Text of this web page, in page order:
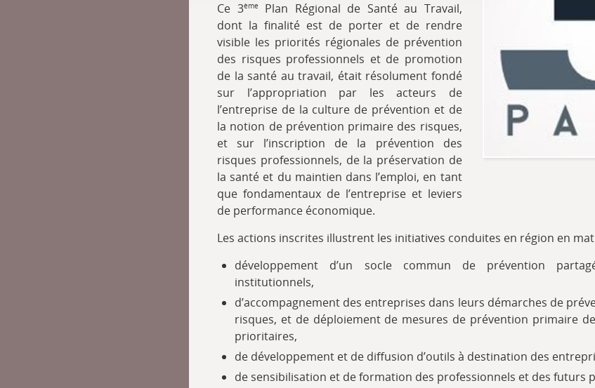
Ce 3ème
Plan Régional de Santé au Travail,
dont la finalité est de porter et de rendre
visible les priorités régionales de prévention
des risques professionnels et de promotion
de la santé au travail, était résolument fondé
sur l’appropriation par les acteurs de
l’entreprise de la culture de prévention et de
la notion de prévention primaire des risques,
et sur l’inscription de la prévention des
risques professionnels, de la préservation de
la santé et du maintien dans l’emploi, en tant
que fondamentaux de l’entreprise et leviers
de performance économique.
Les actions inscrites illustrent les initiatives conduites en région en
développement d’un socle commun de prévention
institutionnels,
d’accompagnement des entreprises dans leurs démarches de
risques, et de déploiement de mesures de prévention primaire
prioritaires,
de développement et de diffusion d’outils à destination des
de sensibilisation et de formation des professionnels et des futurs